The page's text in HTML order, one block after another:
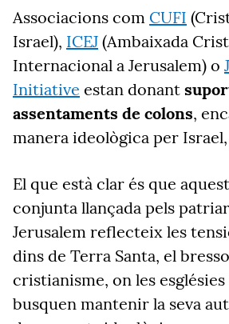
Associacions com CUFI (
Israel), ICEJ (Ambaixada
Internacional a Jerusalem) o
Initiative estan donant
assentaments de colons,
manera ideològica per
El que està clar és que
conjunta llançada pels
Jerusalem reflecteix les
dins de Terra Santa, el
cristianisme, on les
busquen mantenir la seva